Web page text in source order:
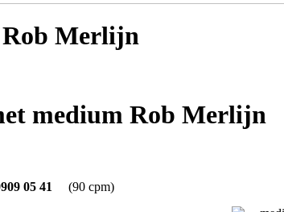
Merlijn
medium Rob Merlijn
05 41 (90 cpm)